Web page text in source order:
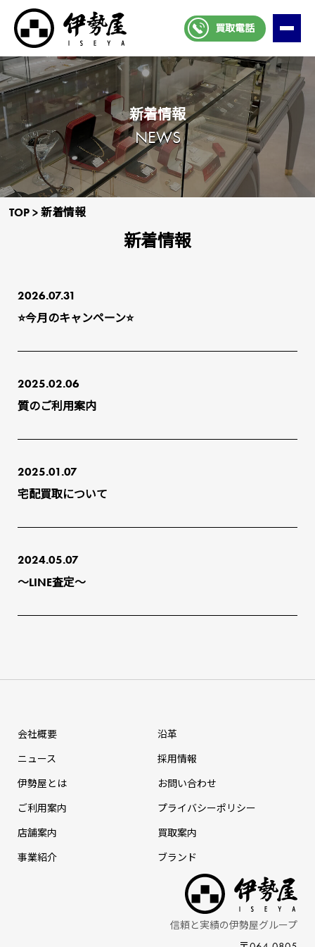
買取電話
TOP >新着情報
新着情報
NEWS
新着情報
2026.07.31
⭐今月のキャンペーン⭐
2025.02.06
質のご利用案内
2025.01.07
宅配買取について
2024.05.07
～LINE査定～
会社概要
ニュース
伊勢屋とは
ご利用案内
店舗案内
事業紹介
沿革
採⽤情報
お問い合わせ
プライバシーポリシー
買取案内
ブランド
信頼と実績の伊勢屋グループ